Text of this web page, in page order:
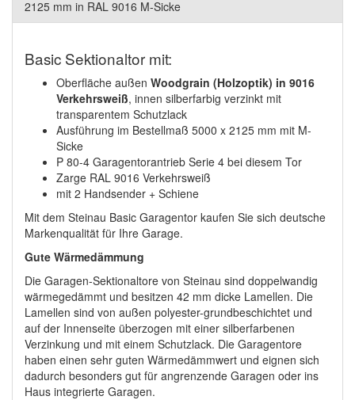
2125 mm in RAL 9016 M-Sicke
Basic Sektionaltor mit:
Oberfläche außen Woodgrain (Holzoptik) in 9016
Verkehrsweiß, innen silberfarbig verzinkt mit
transparentem Schutzlack
Ausführung im Bestellmaß 5000 x 2125 mm mit M-
Sicke
P 80-4 Garagentorantrieb Serie 4 bei diesem Tor
Zarge RAL 9016 Verkehrsweiß
mit 2 Handsender + Schiene
Mit dem Steinau Basic Garagentor kaufen Sie sich deutsche
Markenqualität für Ihre Garage.
Gute Wärmedämmung
Die Garagen-Sektionaltore von Steinau sind doppelwandig
wärmegedämmt und besitzen 42 mm dicke Lamellen. Die
Lamellen sind von außen polyester-grundbeschichtet und
auf der Innenseite überzogen mit einer silberfarbenen
Verzinkung und mit einem Schutzlack. Die Garagentore
haben einen sehr guten Wärmedämmwert und eignen sich
dadurch besonders gut für angrenzende Garagen oder ins
Haus integrierte Garagen.